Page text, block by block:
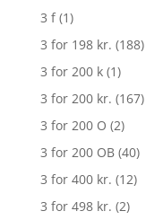
3 f (1)
3 for 198 kr. (188)
3 for 200 k (1)
3 for 200 kr. (167)
3 for 200 O (2)
3 for 200 OB (40)
3 for 400 kr. (12)
3 for 498 kr. (2)